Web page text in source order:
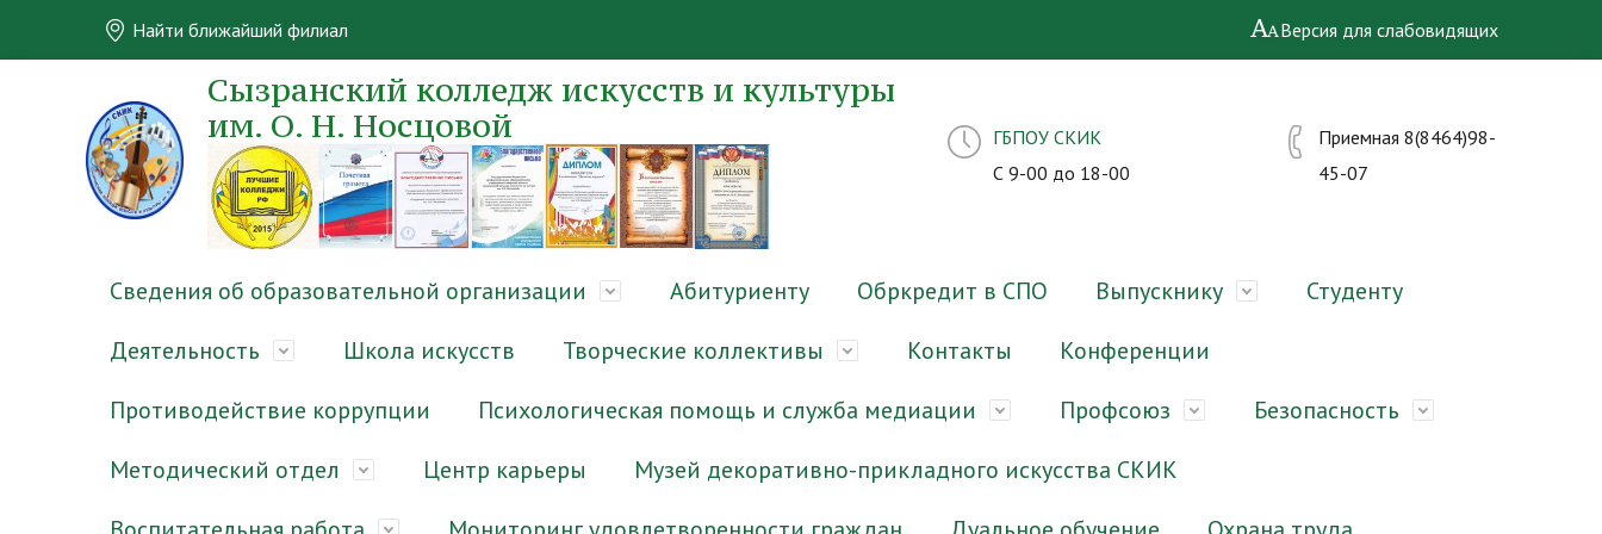
Найти ближайший филиал Версия для слабовидящих
Сызранский колледж искусств и культуры
им. О. Н. Носцовой
ГБПОУ СКИК
С 9-00 до 18-00
Приемная 8(8464)98-
45-07
Сведения об образовательной организации Абитуриенту Обркредит в СПО Выпускнику
Студенту
Деятельность
Школа искусств Творческие коллективы Контакты
Конференции
Противодействие коррупции
Психологическая помощь и служба медиации Профсоюз Безопасность
Методический отдел Центр карьеры
Музей декоративно-прикладного искусства СКИК